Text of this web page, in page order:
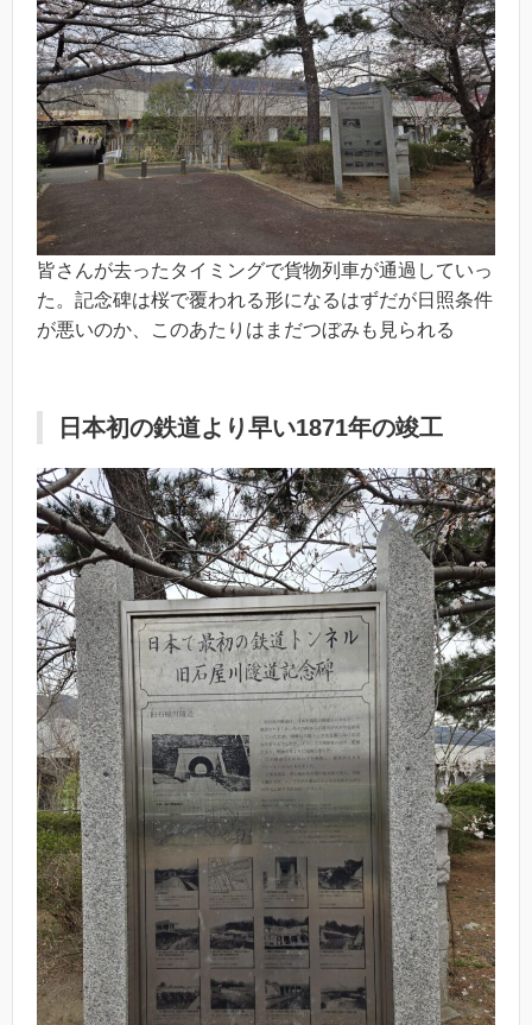
皆さんが去ったタイミングで貨物列車が通過していっ
た。記念碑は桜で覆われる形になるはずだが日照条件
が悪いのか、このあたりはまだつぼみも見られる
日本初の鉄道より早い1871年の竣工